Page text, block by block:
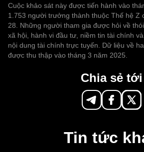
Cuộc khảo sát này được tiến hành vào
1.753 người trưởng thành thuộc Thế hệ Z
28. Những người tham gia được hỏi về
xã hội, hành vi đầu tư, niềm tin tài chính
nội dung tài chính trực tuyến. Dữ liệu về
được thu thập vào tháng 3 năm 2025.
Chia sẻ tới
Tin tức